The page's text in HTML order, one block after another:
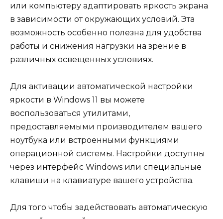
или компьютеру адаптировать яркость экрана
в зависимости от окружающих условий. Эта
возможность особенно полезна для удобства
работы и снижения нагрузки на зрение в
различных освещенных условиях.
Для активации автоматической настройки
яркости в Windows 11 вы можете
воспользоваться утилитами,
предоставляемыми производителем вашего
ноутбука или встроенными функциями
операционной системы. Настройки доступны
через интерфейс Windows или специальные
клавиши на клавиатуре вашего устройства.
Для того чтобы задействовать автоматическую